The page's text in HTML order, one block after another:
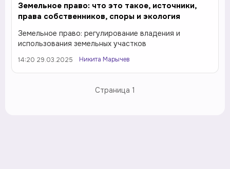
Земельное право: что это такое, источники,
права собственников, споры и экология
Земельное право: регулирование владения и
использования земельных участков
14:20 29.03.2025 Никита Марычев
Страница 1